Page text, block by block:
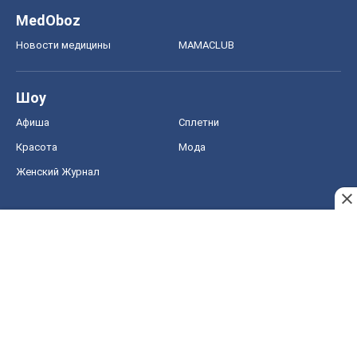
MedOboz
Новости медицины MAMACLUB
Шоу
Афиша Сплетни
Красота Мода
Женский Журнал